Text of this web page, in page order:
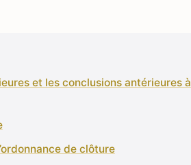
et les conclusions antérieures à
de clôture